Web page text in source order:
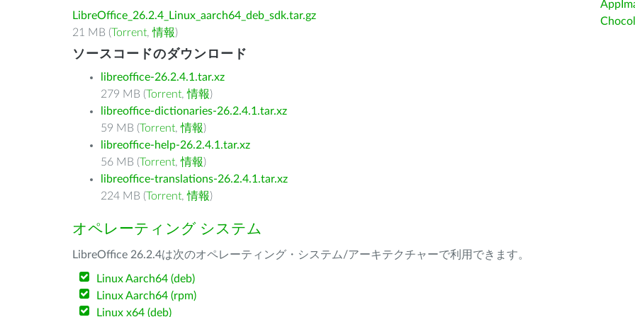
LibreOffice_26.2.4_Linux_aarch64_deb_sdk.tar.gz
21 MB (Torrent,情報)
ソースコードのダウンロード
libreoffice-26.2.4.1.tar.xz
279 MB (Torrent,情報)
libreoffice-dictionaries-26.2.4.1.tar.xz
59 MB (Torrent,情報)
libreoffice-help-26.2.4.1.tar.xz
56 MB (Torrent,情報)
libreoffice-translations-26.2.4.1.tar.xz
224 MB (Torrent,情報)
オペレーティング システム
LibreOffice 26.2.4は次のオペレーティング・システム/アーキテクチャーで利用できます。
Linux Aarch64 (deb)
Linux Aarch64 (rpm)
Linux x64 (deb)